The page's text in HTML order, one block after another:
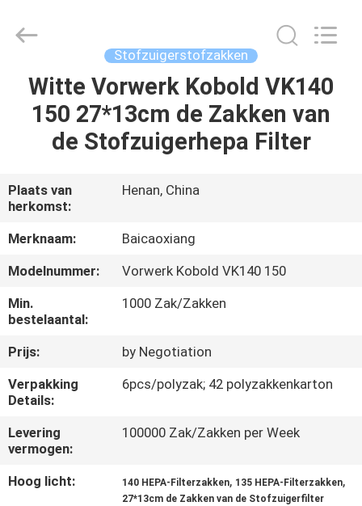
HUIS
PRODUCTEN
ONGEVEER
ONS
FABRIEKSREIS
KWALITEITSCONTROLE
CONTACTEER
ONS
VERZOEK
OM
Developed
Stofzuigerstofzakken
Witte Vorwerk Kobold VK140
150 27*13cm de Zakken van
de Stofzuigerhepa Filter
Plaats van
herkomst:
Henan, China
Merknaam:
Baicaoxiang
Modelnummer:
Vorwerk Kobold VK140 150
Min.
bestelaantal:
1000 Zak/Zakken
Prijs:
by Negotiation
Verpakking
Details:
6pcs/polyzak; 42 polyzakkenkarton
Levering
vermogen:
100000 Zak/Zakken per Week
Hoog licht: 140 HEPA-Filterzakken, 135 HEPA-Filterzakken,
27*13cm de Zakken van de Stofzuigerfilter